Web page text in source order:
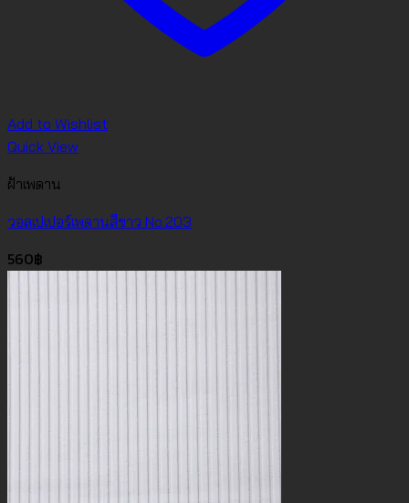
Add to Wishlist
Quick View
ฝ้าเพดาน
วอลเปเปอร์เพดานสีขาว No.203
560฿